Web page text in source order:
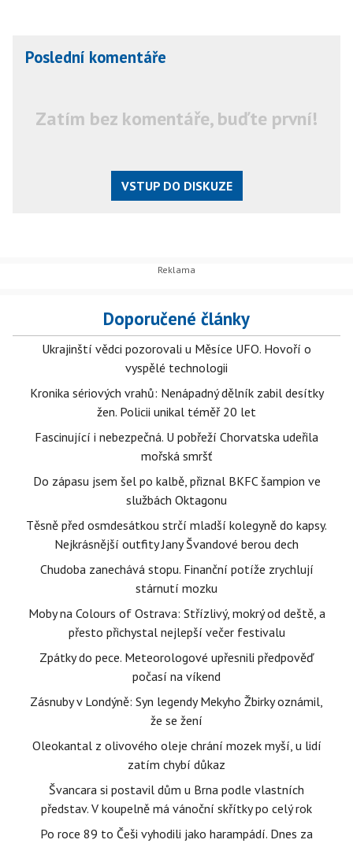
Poslední komentáře
Zatím bez komentáře, buďte první!
VSTUP DO DISKUZE
Doporučené články
Ukrajinští vědci pozorovali u Měsíce UFO. Hovoří o
vyspělé technologii
Kronika sériových vrahů: Nenápadný dělník zabil desítky
žen. Policii unikal téměř 20 let
Fascinující i nebezpečná. U pobřeží Chorvatska udeřila
mořská smršť
Do zápasu jsem šel po kalbě, přiznal BKFC šampion ve
službách Oktagonu
Těsně před osmdesátkou strčí mladší kolegyně do kapsy.
Nejkrásnější outfity Jany Švandové berou dech
Chudoba zanechává stopu. Finanční potíže zrychlují
stárnutí mozku
Moby na Colours of Ostrava: Střízlivý, mokrý od deště, a
přesto přichystal nejlepší večer festivalu
Zpátky do pece. Meteorologové upřesnili předpověď
počasí na víkend
Zásnuby v Londýně: Syn legendy Mekyho Žbirky oznámil,
že se žení
Oleokantal z olivového oleje chrání mozek myší, u lidí
zatím chybí důkaz
Švancara si postavil dům u Brna podle vlastních
představ. V koupelně má vánoční skřítky po celý rok
Po roce 89 to Češi vyhodili jako harampádí. Dnes za